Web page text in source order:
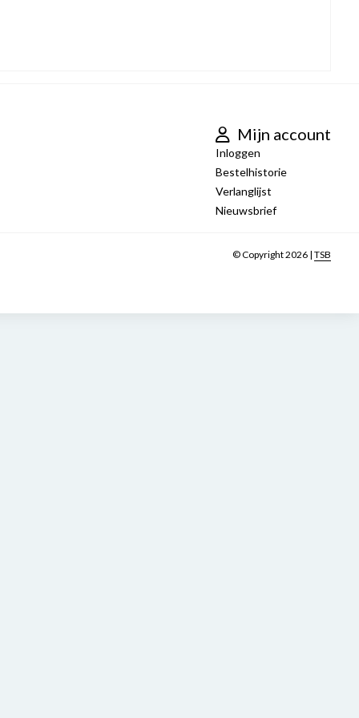
Mijn account
Inloggen
Bestelhistorie
Verlanglijst
Nieuwsbrief
© Copyright 2026 | TSB